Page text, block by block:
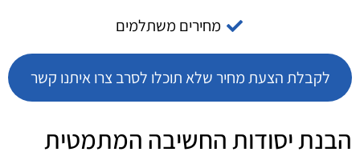
מחירים משתלמים
לקבלת הצעת מחיר שלא תוכלו לסרב צרו איתנו קשר
הבנת יסודות החשיבה המתמטית